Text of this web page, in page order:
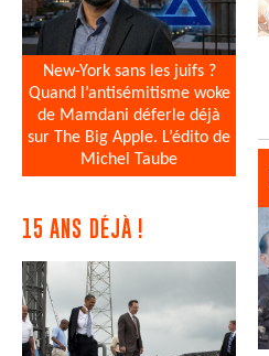
New-York sans les juifs ?
Quand l’antisémitisme woke
de Mamdani déferle déjà
sur The Big Apple. L’édito de
Michel Taube
15 ANS DÉJÀ !